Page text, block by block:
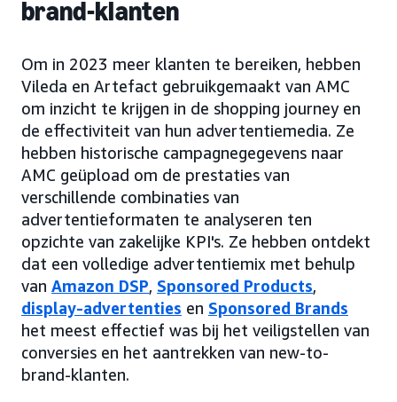
brand-klanten
Om in 2023 meer klanten te bereiken, hebben
Vileda en Artefact gebruikgemaakt van AMC
om inzicht te krijgen in de shopping journey en
de effectiviteit van hun advertentiemedia. Ze
hebben historische campagnegegevens naar
AMC geüpload om de prestaties van
verschillende combinaties van
advertentieformaten te analyseren ten
opzichte van zakelijke KPI's. Ze hebben ontdekt
dat een volledige advertentiemix met behulp
van Amazon DSP, Sponsored Products,
display-advertenties en Sponsored Brands
het meest effectief was bij het veiligstellen van
conversies en het aantrekken van new-to-
brand-klanten.